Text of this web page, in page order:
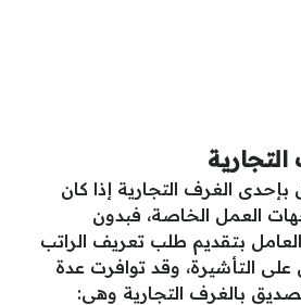
الغرف التجارية إذا كان
العمل الخاصة، فبدون
بتقديم طلب تعريف الراتب
التأشيرة، وقد توافرت عدة
بالغرف التجارية وهي: